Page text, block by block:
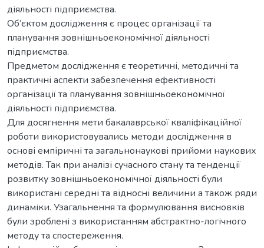
діяльності підприємства.
Об’єктом дослідження є процес організації та
планування зовнішньоекономічної діяльності
підприємства.
Предметом дослідження є теоретичні, методичні та
практичні аспекти забезпечення ефективності
організації та планування зовнішньоекономічної
діяльності підприємства.
Для досягнення мети бакалаврської кваліфікаційної
роботи використовувались методи дослідження в
основі емпіричні та загальнонаукові прийоми наукових
методів. Так при аналізі сучасного стану та тенденції
розвитку зовнішньоекономічної діяльності були
використані середні та відносні величини а також ряди
динаміки. Узагальнення та формулювання висновків
були зроблені з використанням абстрактно-логічного
методу та спостереження.